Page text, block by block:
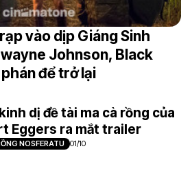
vào dịp Giáng Sinh
Johnson, Black
để trở lại
dị đề tài ma cà rồng của
Eggers ra mắt trailer
NOSFERATU 01/10